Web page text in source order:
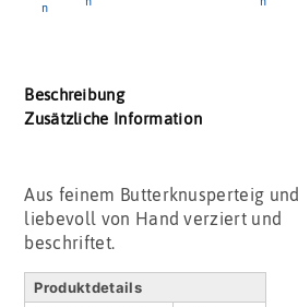
Beschreibung
Zusätzliche Information
Aus feinem Butterknusperteig und
liebevoll von Hand verziert und
beschriftet.
Produktdetails